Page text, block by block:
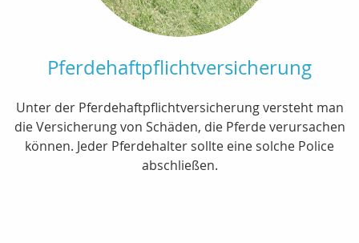
Pferdehaftpflichtversicherung
Unter der Pferdehaftpflichtversicherung versteht man
die Versicherung von Schäden, die Pferde verursachen
können. Jeder Pferdehalter sollte eine solche Police
abschließen.